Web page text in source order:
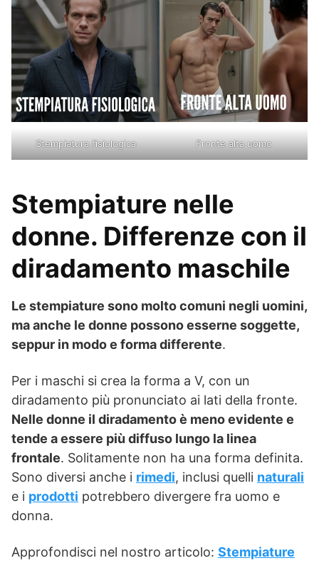
Stempiatura fisiologica Fronte alta uomo
Stempiature nelle
donne. Differenze con il
diradamento maschile
Le stempiature sono molto comuni negli uomini,
ma anche le donne possono esserne soggette,
seppur in modo e forma differente.
Per i maschi si crea la forma a V, con un
diradamento più pronunciato ai lati della fronte.
Nelle donne il diradamento è meno evidente e
tende a essere più diffuso lungo la linea
frontale. Solitamente non ha una forma definita.
Sono diversi anche i rimedi, inclusi quelli naturali
e i prodotti potrebbero divergere fra uomo e
donna.
Approfondisci nel nostro articolo: Stempiature